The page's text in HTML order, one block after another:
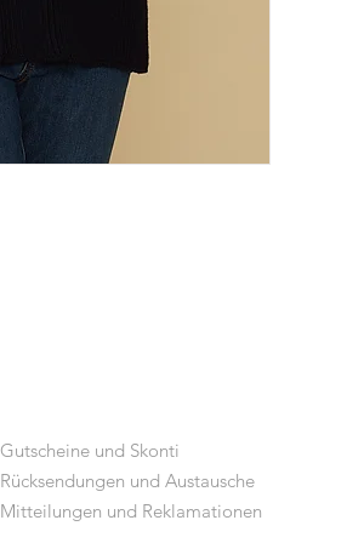
Gutscheine und Skonti
Rücksendungen und Austausche
Mitteilungen und Reklamationen